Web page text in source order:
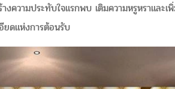
วามประทับใจแรกพบ เติมความหรูหราและ
ยดแห่งการต้อนรับ